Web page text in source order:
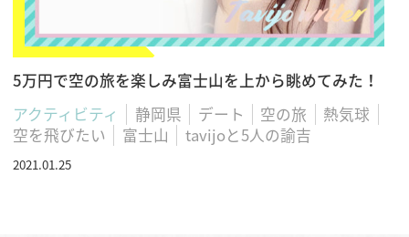
5万円で空の旅を楽しみ富士山を上から眺めてみた！
アクティビティ
静岡県 デート 空の旅
熱気球
空を飛びたい
富士山 tavijoと5人の諭吉
2021.01.25